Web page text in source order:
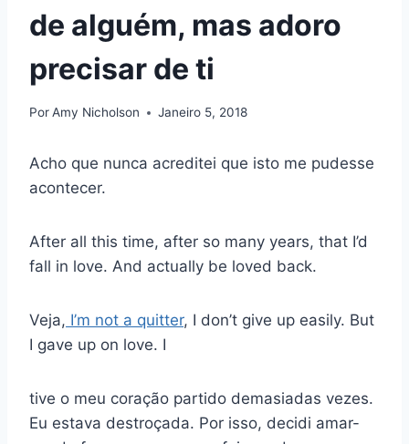
de alguém, mas adoro
precisar de ti
PorAmy Nicholson Janeiro 5, 2018
Acho que nunca acreditei que isto me pudesse
acontecer.
After all this time, after so many years, that I’d
fall in love. And actually be loved back.
Veja, I’m not a quitter, I don’t give up easily. But
I gave up on love. I
tive o meu coração partido demasiadas vezes.
Eu estava destroçada. Por isso, decidi amar-